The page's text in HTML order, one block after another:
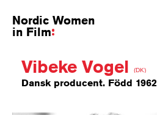
Nordic Women
in Film
Vibeke Vogel (DK)
Dansk producent. Född